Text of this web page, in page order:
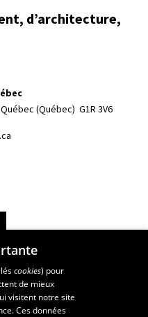
d’architecture,
Québec (Québec)  G1R 3V6
cookies) pour
de mieux
visitent notre site
Ces données